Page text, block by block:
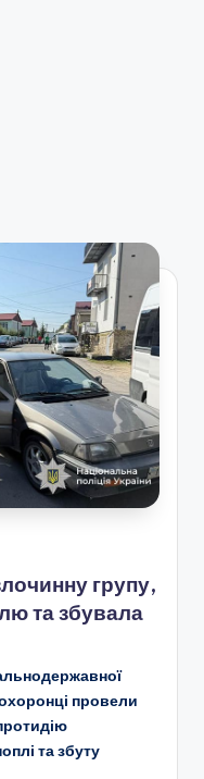
групу,
та збувала
провели
та збуту